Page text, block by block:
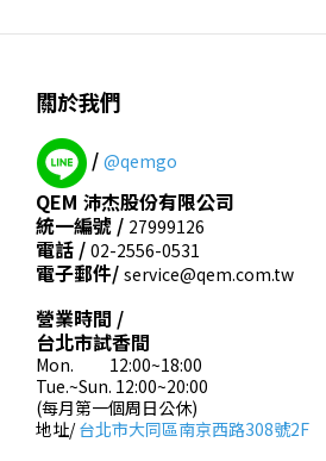
關於我們
/ @qemgo
QEM 沛杰股份有限公司
統一編號 / 27999126
電話 / 02-2556-0531
電子郵件/ service@qem.com.tw
營業時間 /
台北市試香間
Mon. 12:00~18:00
Tue.~Sun. 12:00~20:00
(每月第一個周日公休)
地址/台北市大同區南京西路308號2F